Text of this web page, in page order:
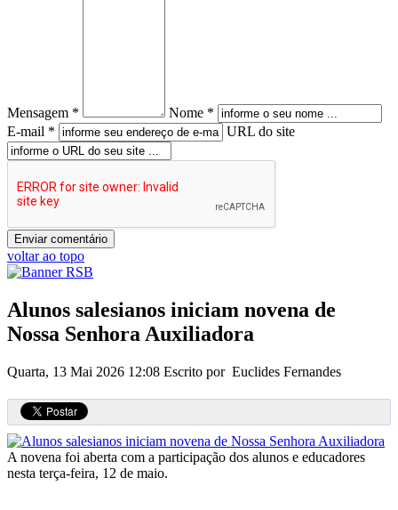
Mensagem *
Nome *
E-mail *
URL do site
voltar ao topo
Alunos salesianos iniciam novena de
Nossa Senhora Auxiliadora
Quarta, 13 Mai 2026 12:08 Escrito por Euclides Fernandes
A novena foi aberta com a participação dos alunos e educadores
nesta terça-feira, 12 de maio.